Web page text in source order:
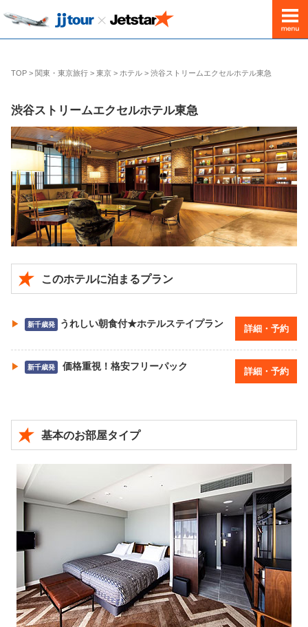
TOP > 関東・東京旅行 > 東京 > ホテル > 渋谷ストリームエクセルホテル東急
渋谷ストリームエクセルホテル東急
このホテルに泊まるプラン
新千歳発 うれしい朝食付★ホテルステイプラン 詳細・予約
新千歳発 価格重視！格安フリーパック 詳細・予約
基本のお部屋タイプ